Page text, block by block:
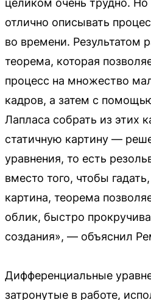
целиком очень трудно.
отлично описывать
во времени. Результатом
теорема, которая
процесс на множество
кадров, а затем с
Лапласа собрать из этих
статичную картину —
уравнения, то есть
вместо того, чтобы
картина, теорема
облик, быстро
создания», — объяснил
Дифференциальные
затронутые в работе,